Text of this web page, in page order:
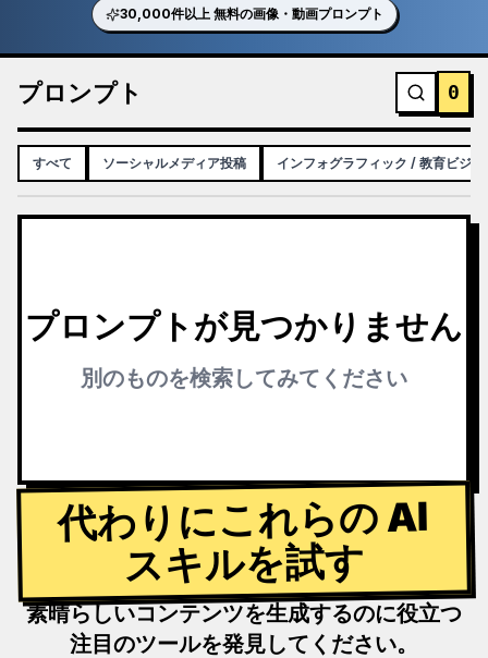
30,000件以上 無料の画像・動画プロンプト
プロンプト 0
すべて ソーシャルメディア投稿 インフォグラフィック / 教育ビジュ
プロンプトが見つかりません
別のものを検索してみてください
代わりにこれらの AI
スキルを試す
素晴らしいコンテンツを生成するのに役立つ
注目のツールを発見してください。